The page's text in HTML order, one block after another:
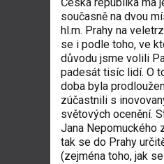
současně na dvou
hl.m. Prahy na
se i podle toho, ve
důvodu jsme volili
padesát tisíc lidí. O
doba byla
zúčastnili s
světových ocenění.
Jana Nepomuckého
tak se do Prahy
(zejména toho, jak